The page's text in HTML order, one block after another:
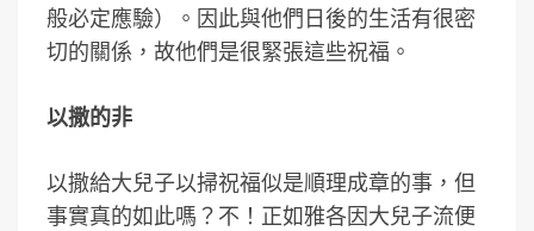
般必定應驗）。因此與他們日後的生活有很密
切的關係，故他們是很緊張這些祝福。
以撒的非
以撒給大兒子以掃祝福似是順理成章的事，但
事實真的如此嗎？不！正如雅各因大兒子流便